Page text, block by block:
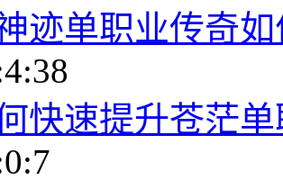
迹单职业传奇
快速提升苍茫